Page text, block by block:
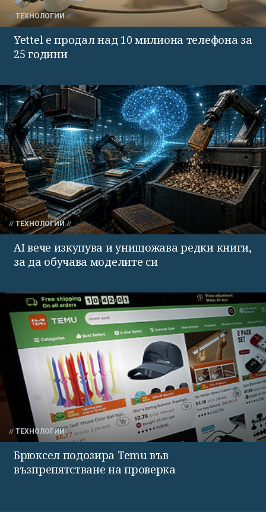
ТЕХНОЛОГИИ
Yettel е продал над 10 милиона телефона за
25 години
ТЕХНОЛОГИИ
AI вече изкупува и унищожава редки книги,
за да обучава моделите си
ТЕХНОЛОГИИ
Брюксел подозира Temu във
възпрепятстване на проверка